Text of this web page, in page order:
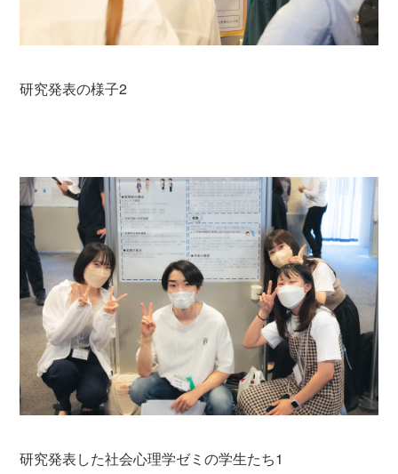
研究発表の様子2
研究発表した社会心理学ゼミの学生たち1